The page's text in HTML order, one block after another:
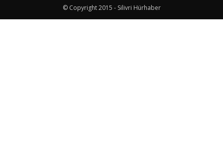
© Copyright 2015 - Silivri Hürhaber